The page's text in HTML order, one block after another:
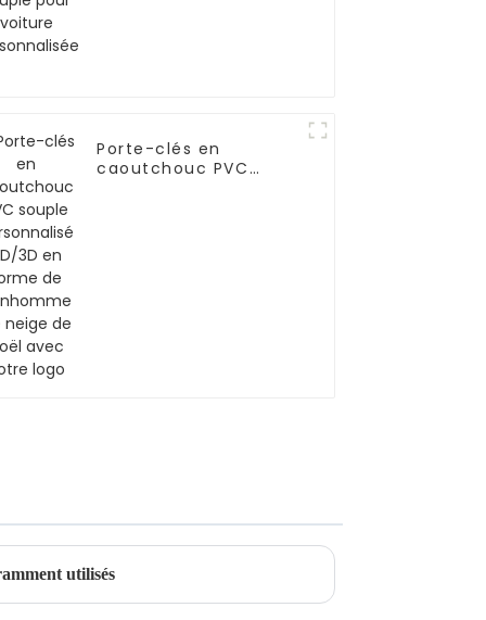
Porte-clés en
caoutchouc PVC
utilisés